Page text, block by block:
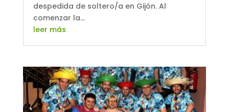
despedida de soltero/a en Gijón. Al
comenzar la...
leer más